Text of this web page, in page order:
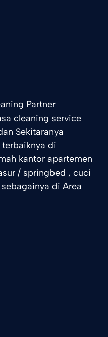
Partner
cleaning service
Sekitaranya
di
kantor apartemen
/ springbed , cuci
di Area